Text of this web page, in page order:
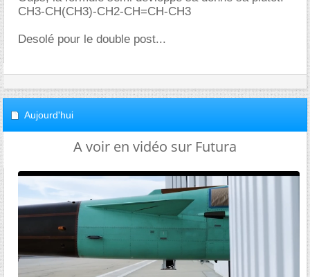
CH3-CH(CH3)-CH2-CH=CH-CH3
Desolé pour le double post...
Aujourd'hui
A voir en vidéo sur Futura